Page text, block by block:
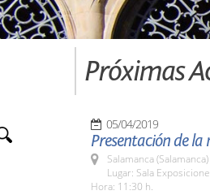
Próximas
05/04/2019
Presentación de la
Salamanca (Salamanca)
Lugar: Sala
Hora: 11:30 h.